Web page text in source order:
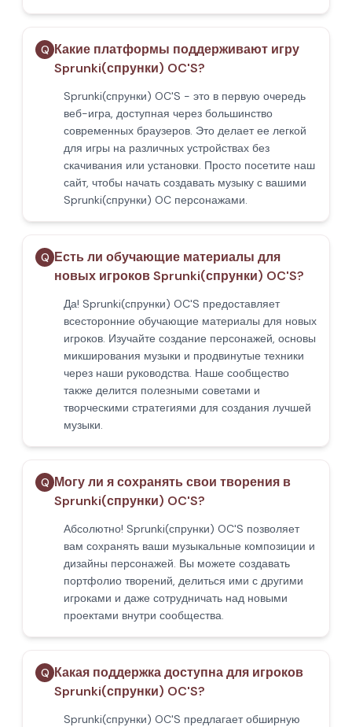
Q Какие платформы поддерживают игру
Sprunki(спрунки) OC'S?
Sprunki(спрунки) OC'S - это в первую очередь
веб-игра, доступная через большинство
современных браузеров. Это делает ее легкой
для игры на различных устройствах без
скачивания или установки. Просто посетите наш
сайт, чтобы начать создавать музыку с вашими
Sprunki(спрунки) OC персонажами.
Q Есть ли обучающие материалы для
новых игроков Sprunki(спрунки) OC'S?
Да! Sprunki(спрунки) OC'S предоставляет
всесторонние обучающие материалы для новых
игроков. Изучайте создание персонажей, основы
микширования музыки и продвинутые техники
через наши руководства. Наше сообщество
также делится полезными советами и
творческими стратегиями для создания лучшей
музыки.
Q Могу ли я сохранять свои творения в
Sprunki(спрунки) OC'S?
Абсолютно! Sprunki(спрунки) OC'S позволяет
вам сохранять ваши музыкальные композиции и
дизайны персонажей. Вы можете создавать
портфолио творений, делиться ими с другими
игроками и даже сотрудничать над новыми
проектами внутри сообщества.
Q Какая поддержка доступна для игроков
Sprunki(спрунки) OC'S?
Sprunki(спрунки) OC'S предлагает обширную